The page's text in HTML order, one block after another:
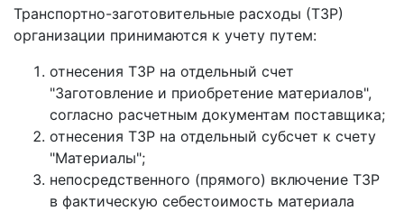
Транспортно-заготовительные расходы (ТЗР)
организации принимаются к учету путем:
отнесения ТЗР на отдельный счет
"Заготовление и приобретение материалов",
согласно расчетным документам поставщика;
отнесения ТЗР на отдельный субсчет к счету
"Материалы";
непосредственного (прямого) включение ТЗР
в фактическую себестоимость материала